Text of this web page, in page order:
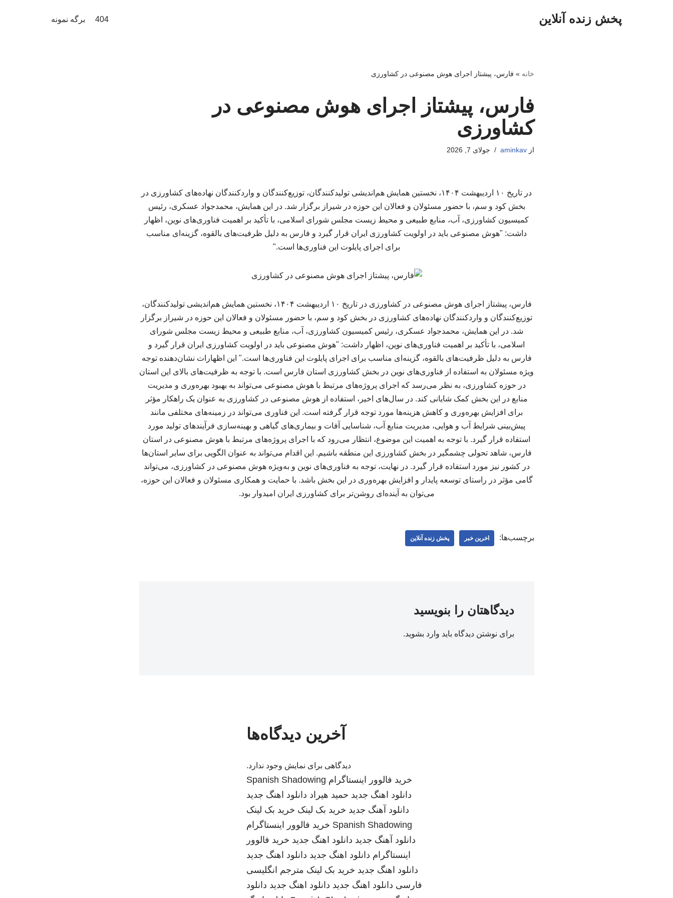
پخش زنده آنلاین 404 برگه نمونه
خانه » فارس، پیشتاز اجرای هوش مصنوعی در کشاورزی
فارس، پیشتاز اجرای هوش مصنوعی در
کشاورزی
ازaminkav جولای 7, 2026
در تاریخ ۱۰ اردیبهشت ۱۴۰۴، نخستین همایش هم‌اندیشی تولیدکنندگان، توزیع‌کنندگان و واردکنندگان نهاده‌های کشاورزی در
بخش کود و سم، با حضور مسئولان و فعالان این حوزه در شیراز برگزار شد. در این همایش، محمدجواد عسکری، رئیس
کمیسیون کشاورزی، آب، منابع طبیعی و محیط زیست مجلس شورای اسلامی، با تأکید بر اهمیت فناوری‌های نوین، اظهار
داشت: "هوش مصنوعی باید در اولویت کشاورزی ایران قرار گیرد و فارس به دلیل ظرفیت‌های بالقوه، گزینه‌ای مناسب
برای اجرای پایلوت این فناوری‌ها است."
فارس، پیشتاز اجرای هوش مصنوعی در کشاورزی در تاریخ ۱۰ اردیبهشت ۱۴۰۴، نخستین همایش هم‌اندیشی تولیدکنندگان،
توزیع‌کنندگان و واردکنندگان نهاده‌های کشاورزی در بخش کود و سم، با حضور مسئولان و فعالان این حوزه در شیراز برگزار
شد. در این همایش، محمدجواد عسکری، رئیس کمیسیون کشاورزی، آب، منابع طبیعی و محیط زیست مجلس شورای
اسلامی، با تأکید بر اهمیت فناوری‌های نوین، اظهار داشت: "هوش مصنوعی باید در اولویت کشاورزی ایران قرار گیرد و
فارس به دلیل ظرفیت‌های بالقوه، گزینه‌ای مناسب برای اجرای پایلوت این فناوری‌ها است." این اظهارات نشان‌دهنده توجه
ویژه مسئولان به استفاده از فناوری‌های نوین در بخش کشاورزی استان فارس است. با توجه به ظرفیت‌های بالای این استان
در حوزه کشاورزی، به نظر می‌رسد که اجرای پروژه‌های مرتبط با هوش مصنوعی می‌تواند به بهبود بهره‌وری و مدیریت
منابع در این بخش کمک شایانی کند. در سال‌های اخیر، استفاده از هوش مصنوعی در کشاورزی به عنوان یک راهکار مؤثر
برای افزایش بهره‌وری و کاهش هزینه‌ها مورد توجه قرار گرفته است. این فناوری می‌تواند در زمینه‌های مختلفی مانند
پیش‌بینی شرایط آب و هوایی، مدیریت منابع آب، شناسایی آفات و بیماری‌های گیاهی و بهینه‌سازی فرآیندهای تولید مورد
استفاده قرار گیرد. با توجه به اهمیت این موضوع، انتظار می‌رود که با اجرای پروژه‌های مرتبط با هوش مصنوعی در استان
فارس، شاهد تحولی چشمگیر در بخش کشاورزی این منطقه باشیم. این اقدام می‌تواند به عنوان الگویی برای سایر استان‌ها
در کشور نیز مورد استفاده قرار گیرد. در نهایت، توجه به فناوری‌های نوین و به‌ویژه هوش مصنوعی در کشاورزی، می‌تواند
گامی مؤثر در راستای توسعه پایدار و افزایش بهره‌وری در این بخش باشد. با حمایت و همکاری مسئولان و فعالان این حوزه،
می‌توان به آینده‌ای روشن‌تر برای کشاورزی ایران امیدوار بود.
برچسب‌ها: اخرین خبر پخش زنده آنلاین
دیدگاهتان را بنویسید
برای نوشتن دیدگاه باید وارد بشوید.
آخرین دیدگاه‌ها
دیدگاهی برای نمایش وجود ندارد.
خرید فالوور اینستاگرام Spanish Shadowing
دانلود اهنگ جدید حمید هیراد دانلود اهنگ جدید
دانلود آهنگ جدید خرید بک لینک خرید بک لینک
Spanish Shadowing خرید فالوور اینستاگرام
دانلود آهنگ جدید دانلود اهنگ جدید خرید فالوور
اینستاگرام دانلود اهنگ جدید دانلود اهنگ جدید
دانلود اهنگ جدید خرید بک لینک مترجم انگلیسی
فارسی دانلود اهنگ جدید دانلود اهنگ جدید دانلود